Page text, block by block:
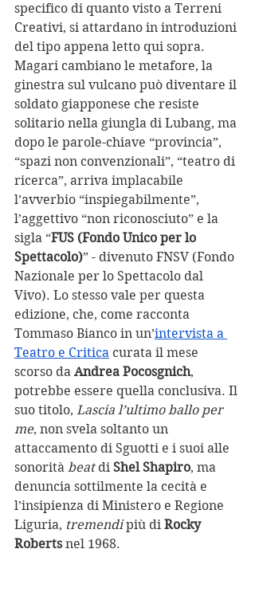
specifico di quanto visto a Terreni
Creativi, si attardano in introduzioni
del tipo appena letto qui sopra.
Magari cambiano le metafore, la
ginestra sul vulcano può diventare il
soldato giapponese che resiste
solitario nella giungla di Lubang, ma
dopo le parole-chiave “provincia”,
“spazi non convenzionali”, “teatro di
ricerca”, arriva implacabile
l’avverbio “inspiegabilmente”,
l’aggettivo “non riconosciuto” e la
sigla “FUS (Fondo Unico per lo
Spettacolo)” - divenuto FNSV (Fondo
Nazionale per lo Spettacolo dal
Vivo). Lo stesso vale per questa
edizione, che, come racconta
Tommaso Bianco in un’intervista a
Teatro e Critica curata il mese
scorso da Andrea Pocosgnich,
potrebbe essere quella conclusiva. Il
suo titolo, Lascia l’ultimo ballo per
me, non svela soltanto un
attaccamento di Sguotti e i suoi alle
sonorità beat di Shel Shapiro, ma
denuncia sottilmente la cecità e
l’insipienza di Ministero e Regione
Liguria, tremendi più di Rocky
Roberts nel 1968.